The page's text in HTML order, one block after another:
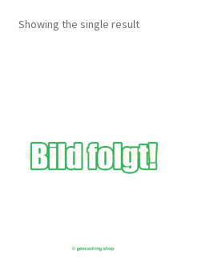
Showing the single result